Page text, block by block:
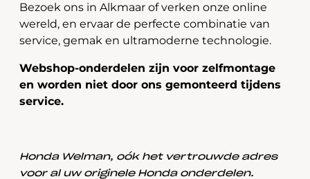
Bezoek ons in Alkmaar of verken onze online
wereld, en ervaar de perfecte combinatie van
service, gemak en ultramoderne technologie.
Webshop-onderdelen zijn voor zelfmontage
en worden niet door ons gemonteerd tijdens
service.
Honda Welman, oók het vertrouwde adres
voor al uw originele Honda onderdelen.